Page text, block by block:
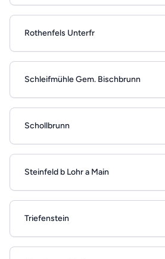
Rothenfels Unterfr
Schleifmühle Gem. Bischbrunn
Schollbrunn
Steinfeld b Lohr a Main
Triefenstein